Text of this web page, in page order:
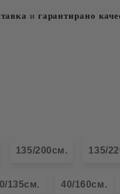
и гарантирано
135/200см. 135/
135см. 40/160см.